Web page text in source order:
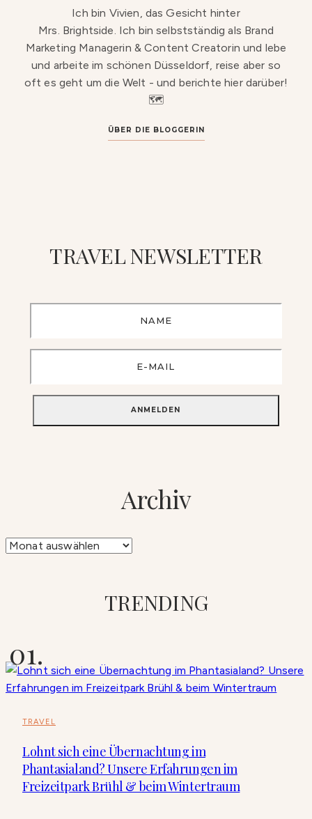
Ich bin Vivien, das Gesicht hinter
Mrs. Brightside. Ich bin selbstständig als Brand
Marketing Managerin & Content Creatorin und lebe
und arbeite im schönen Düsseldorf, reise aber so
oft es geht um die Welt - und berichte hier darüber!
🗺️
ÜBER DIE BLOGGERIN
TRAVEL NEWSLETTER
Archiv
Archiv
TRENDING
TRAVEL
Lohnt sich eine Übernachtung im
Phantasialand? Unsere Erfahrungen im
Freizeitpark Brühl & beim Wintertraum